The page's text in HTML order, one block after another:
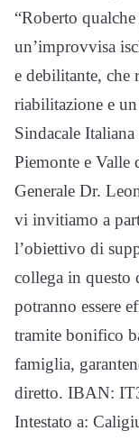
“Roberto
un’improvvisa
e debilitante, che
riabilitazione e
Sindacale
Piemonte e Valle
Generale Dr.
vi invitiamo a
l’obiettivo di
collega in
potranno essere
tramite bonifico
famiglia,
diretto. IBAN:
Intestato a: